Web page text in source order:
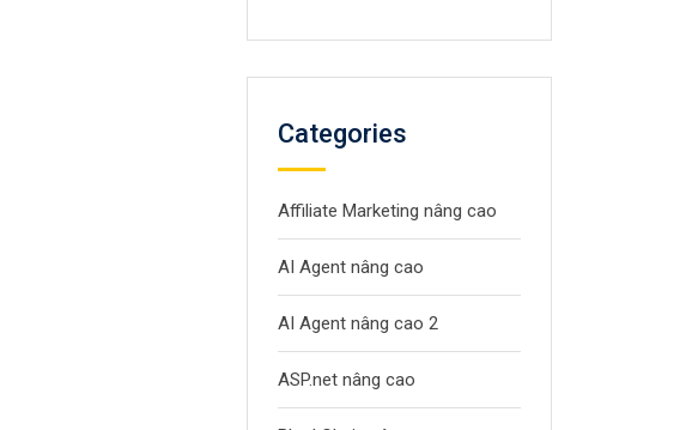
Categories
Affiliate Marketing nâng cao
AI Agent nâng cao
AI Agent nâng cao 2
ASP.net nâng cao